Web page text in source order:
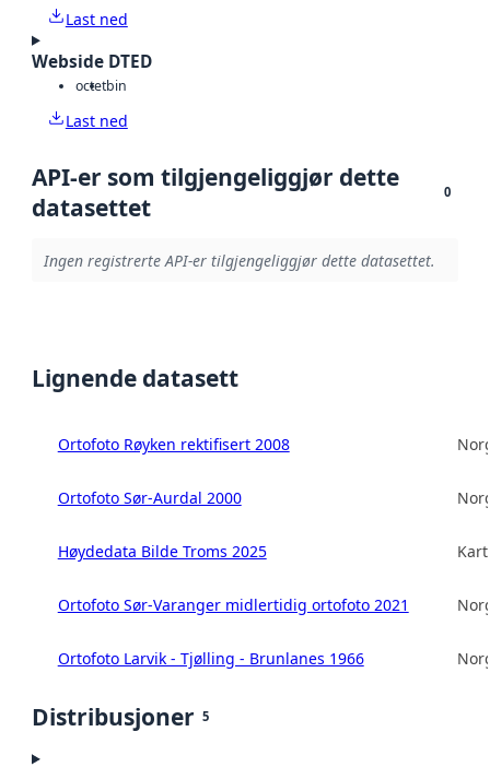
Last ned
Webside DTED
octetbin
Last ned
API-er som tilgjengeliggjør dette
datasettet
0
Ingen registrerte API-er tilgjengeliggjør dette datasettet.
Lignende datasett
Ortofoto Røyken rektifisert 2008
Ortofoto Sør-Aurdal 2000
Høydedata Bilde Troms 2025
Ortofoto Sør-Varanger midlertidig ortofoto 2021
Ortofoto Larvik - Tjølling - Brunlanes 1966
Distribusjoner 5